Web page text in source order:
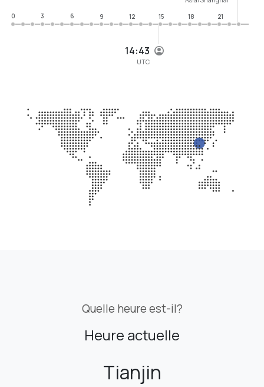
14:43
UTC
0
3 6 9 12 15 18 21
Quelle heure est-il?
Heure actuelle
Tianjin